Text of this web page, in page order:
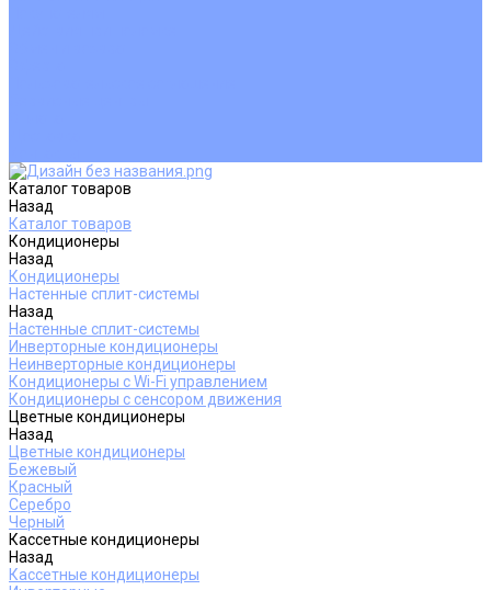
Каталог товаров
Назад
Каталог товаров
Кондиционеры
Назад
Кондиционеры
Настенные сплит-системы
Назад
Настенные сплит-системы
Инверторные кондиционеры
Неинверторные кондиционеры
Кондиционеры с Wi-Fi управлением
Кондиционеры с сенсором движения
Цветные кондиционеры
Назад
Цветные кондиционеры
Бежевый
Красный
Серебро
Черный
Кассетные кондиционеры
Назад
Кассетные кондиционеры